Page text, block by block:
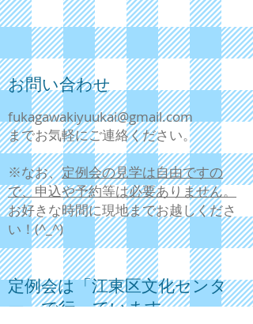
お問い合わせ
fukagawakiyuukai@gmail.com
までお気軽にご連絡ください。
​※なお、定例会の見学は自由ですの
で、申込や予約等は必要ありません。
お好きな時間に現地までお越しくださ
い！(^_^)
定例会は
「江東区文化センタ
ー」で行っています